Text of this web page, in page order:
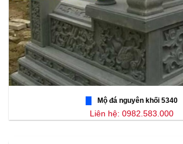
Mộ đá nguyên khối 5340
Liên hệ: 0982.583.000